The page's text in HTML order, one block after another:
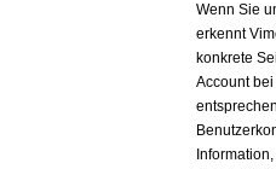
Wenn Sie
erkennt
konkrete
Account